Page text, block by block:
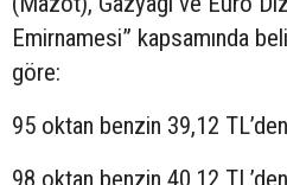
Emirnamesi” kapsamında
göre:
95 oktan benzin 39,12
98 oktan benzin 40,12